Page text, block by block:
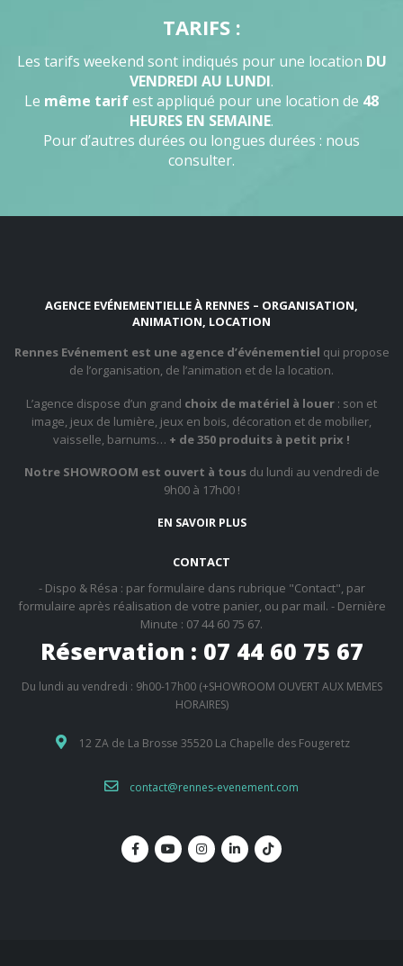
TARIFS :
Les tarifs weekend sont indiqués pour une location DU
VENDREDI AU LUNDI.
Le même tarifest appliqué pour une location de 48
HEURES EN SEMAINE.
Pour d’autres durées ou longues durées : nous
consulter.
AGENCE EVÉNEMENTIELLE À RENNES – ORGANISATION,
ANIMATION, LOCATION
Rennes Evénement est une agence d’événementiel qui propose
de l’organisation, de l’animation et de la location.
L’agence dispose d’un grand choix de matériel à louer : son et
image, jeux de lumière, jeux en bois, décoration et de mobilier,
vaisselle, barnums… + de 350 produits à petit prix !
Notre SHOWROOM est ouvert à tousdu lundi au vendredi de
9h00 à 17h00 !
EN SAVOIR PLUS
CONTACT
- Dispo & Résa : par formulaire dans rubrique "Contact", par
formulaire après réalisation de votre panier, ou par mail. - Dernière
Minute : 07 44 60 75 67.
Réservation : 07 44 60 75 67
Du lundi au vendredi : 9h00-17h00 (+SHOWROOM OUVERT AUX MEMES
HORAIRES)
12 ZA de La Brosse 35520 La Chapelle des Fougeretz
contact@rennes-evenement.com